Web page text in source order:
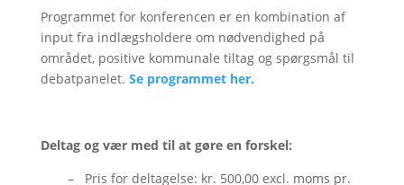
Programmet for konferencen er en kombination af
input fra indlægsholdere om nødvendighed på
området, positive kommunale tiltag og spørgsmål til
debatpanelet. Se programmet her.
Deltag og vær med til at gøre en forskel:
– Pris for deltagelse: kr. 500,00 excl. moms pr.